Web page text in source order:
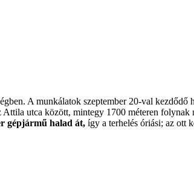
A munkálatok szeptember 20-val kezdődő
utca között, mintegy 1700 méteren
gépjármű halad át, így a terhelés óriási; az ott